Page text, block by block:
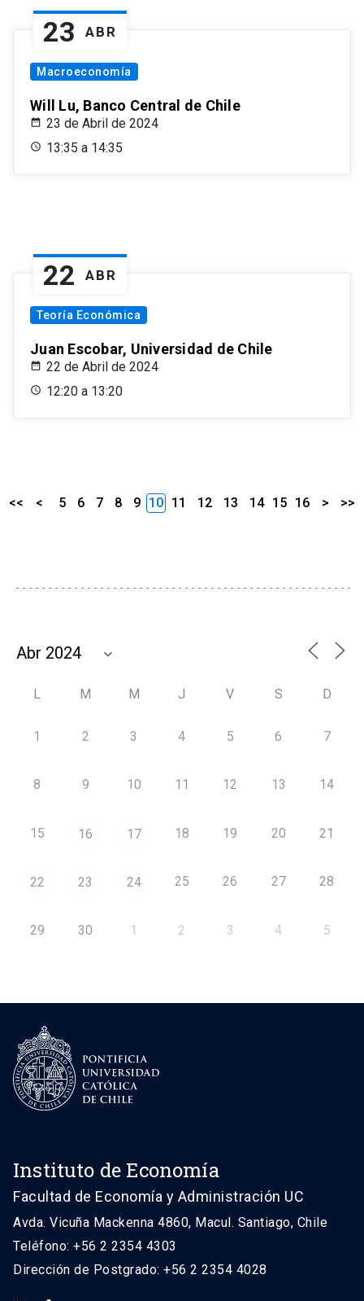
23 ABR
Macroeconomía
Will Lu, Banco Central de Chile
23 de Abril de 2024
13:35 a 14:35
22 ABR
Teoría Económica
Juan Escobar, Universidad de Chile
22 de Abril de 2024
12:20 a 13:20
<< < 5 6 7 8 9 10 11 12 13 14 15 16 > >>
L M M J V S D
1 2 3 4 5 6 7
8 9 10 11 12 13 14
15 16 17 18 19 20 21
22 23 24 25 26 27 28
29 30 1 2 3 4 5
Instituto de Economía
Facultad de Economía y Administración UC
Avda. Vicuña Mackenna 4860, Macul. Santiago, Chile
Teléfono: +56 2 2354 4303
Dirección de Postgrado: +56 2 2354 4028